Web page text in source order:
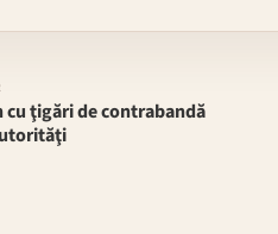
ţigări de contrabandă